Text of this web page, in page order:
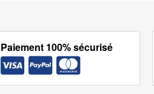
Paiement 100% sécurisé